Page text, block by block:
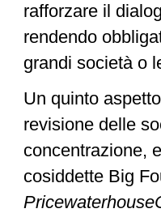
rafforzare il
rendendo
grandi società o
Un quinto
revisione delle
concentrazione,
cosiddette Big